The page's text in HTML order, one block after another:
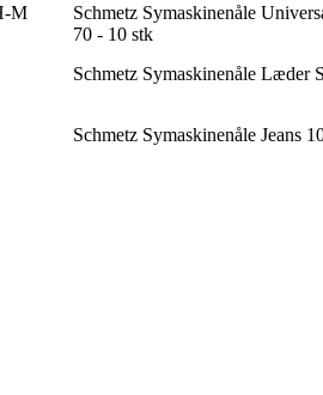
M
Schmetz Symaskinenåle
70 - 10 stk
Schmetz Symaskinenåle Læder
Schmetz Symaskinenåle Jeans